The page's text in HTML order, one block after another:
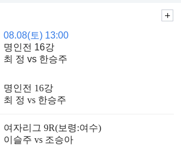
08.08(토) 13:00
명인전 16강
최 정 vs 한승주
명인전 16강
최 정 vs 한승주
여자리그 9R(보령:여수)
이슬주 vs 조승아